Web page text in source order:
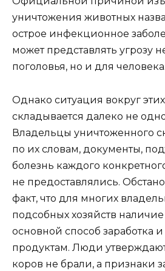
уничтожения животных
острое инфекционное
может представлять угрозу
поголовья, но и для человека.
Однако ситуация вокруг
складывается далеко не
Владельцы уничтоженного
по их словам, документы,
болезнь каждого
не предоставлялись.
факт, что для многих
подсобных хозяйств наличие
основной способ заработка и
продуктам. Люди
коров не брали, а признаки